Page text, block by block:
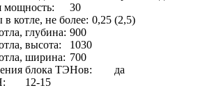
мощность:
30
котле, не более: 0,25 (2,5)
глубина: 900
высота:
1030
ширина: 700
блока ТЭНов:
да
12-15